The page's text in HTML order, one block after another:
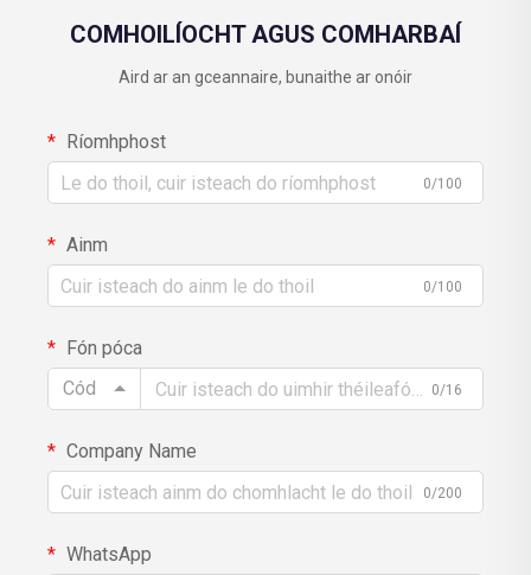
COMHOILÍOCHT AGUS COMHARBAÍ
Aird ar an gceannaire, bunaithe ar onóir
Ríomhphost
0/100
Ainm
0/100
Fón póca
Cód
0/16
Company Name
0/200
WhatsApp